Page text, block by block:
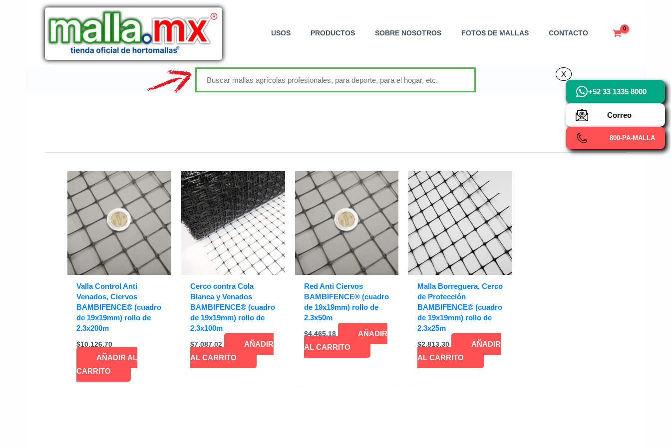
USOS PRODUCTOS SOBRE NOSOTROS FOTOS DE MALLAS CONTACTO
Valla Control Anti
Venados, Ciervos
BAMBIFENCE® (cuadro
de 19x19mm) rollo de
2.3x200m
$10,126.70
AÑADIR AL
CARRITO
Cerco contra Cola
Blanca y Venados
BAMBIFENCE® (cuadro
de 19x19mm) rollo de
2.3x100m
$7,087.02
AÑADIR
AL CARRITO
Red Anti Ciervos
BAMBIFENCE® (cuadro
de 19x19mm) rollo de
2.3x50m
$4,465.18
AÑADIR
AL CARRITO
Malla Borreguera, Cerco
de Protección
BAMBIFENCE® (cuadro
de 19x19mm) rollo de
2.3x25m
$2,813.30
AÑADIR
AL CARRITO
X
+52 33 1335 8000
Correo
800-PA-MALLA
X